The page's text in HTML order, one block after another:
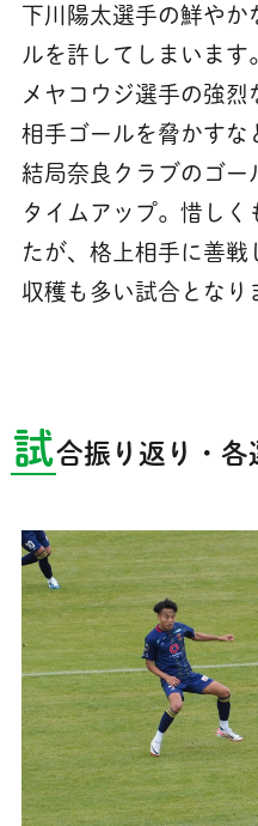
下川陽太選手の鮮や
ルを許してしまいます
メヤコウジ選手の強
相手ゴールを脅かすな
結局奈良クラブのゴー
タイムアップ。惜しく
たが、格上相手に善
収穫も多い試合となり
試合振り返り・各